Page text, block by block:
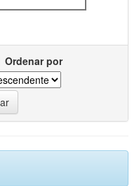
Ordenar por